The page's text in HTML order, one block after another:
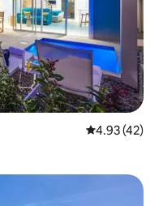
Calificación
4.93 (42)